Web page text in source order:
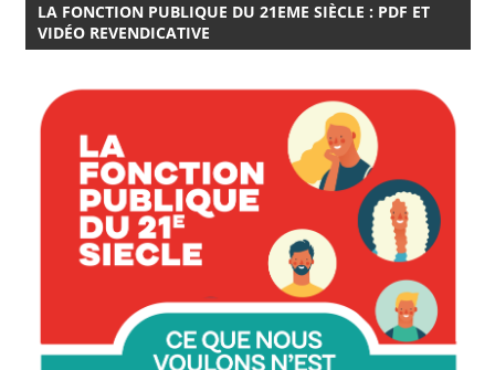
LA FONCTION PUBLIQUE DU 21EME SIÈCLE : PDF ET
VIDÉO REVENDICATIVE